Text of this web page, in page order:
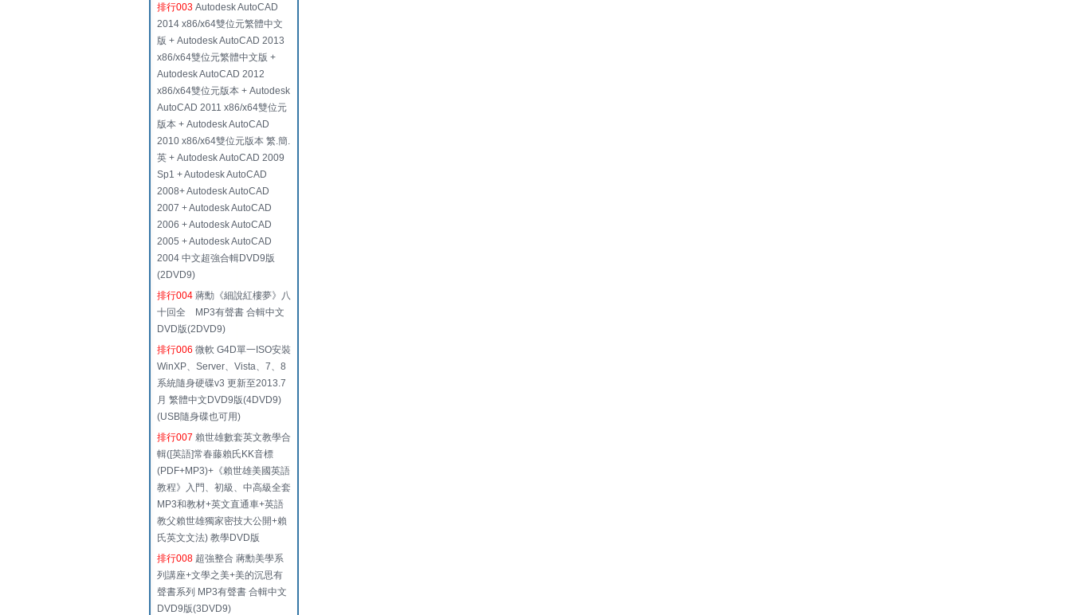
排行003 Autodesk AutoCAD
2014 x86/x64雙位元繁體中文
版 + Autodesk AutoCAD 2013
x86/x64雙位元繁體中文版 +
Autodesk AutoCAD 2012
x86/x64雙位元版本 + Autodesk
AutoCAD 2011 x86/x64雙位元
版本 + Autodesk AutoCAD
2010 x86/x64雙位元版本 繁.簡.
英 + Autodesk AutoCAD 2009
Sp1 + Autodesk AutoCAD
2008+ Autodesk AutoCAD
2007 + Autodesk AutoCAD
2006 + Autodesk AutoCAD
2005 + Autodesk AutoCAD
2004 中文超強合輯DVD9版
(2DVD9)
排行004 蔣勳《細說紅樓夢》八
十回全 MP3有聲書 合輯中文
DVD版(2DVD9)
排行006 微軟 G4D單一ISO安裝
WinXP、Server、Vista、7、8
系統隨身硬碟v3 更新至2013.7
月 繁體中文DVD9版(4DVD9)
(USB隨身碟也可用)
排行007 賴世雄數套英文教學合
輯([英語]常春藤賴氏KK音標
(PDF+MP3)+《賴世雄美國英語
教程》入門、初級、中高級全套
MP3和教材+英文直通車+英語
教父賴世雄獨家密技大公開+賴
氏英文文法) 教學DVD版
排行008 超強整合 蔣勳美學系
列講座+文學之美+美的沉思有
聲書系列 MP3有聲書 合輯中文
DVD9版(3DVD9)